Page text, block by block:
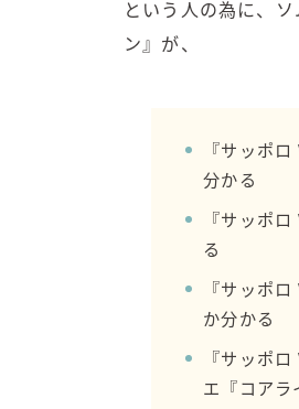
という人の為に、
ン』が、
『サッポ
分かる
『サッポ
る
『サッポ
か分かる
『サッポ
エ『コアラ